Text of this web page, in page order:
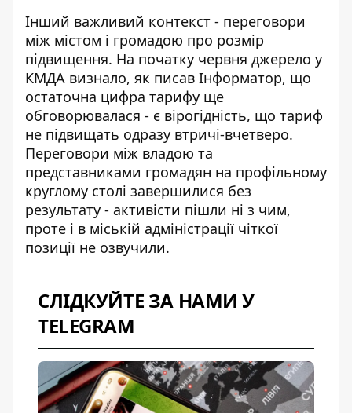
Інший важливий контекст - переговори
між містом і громадою про розмір
підвищення. На початку червня джерело у
КМДА визнало, як писав Інформатор, що
остаточна цифра тарифу ще
обговорювалася - є вірогідність, що тариф
не підвищать одразу втричі-вчетверо.
Переговори між владою та
представниками громадян на профільному
круглому столі завершилися без
результату - активісти пішли ні з чим,
проте і в міській адміністрації чіткої
позиції не озвучили.
СЛІДКУЙТЕ ЗА НАМИ У
TELEGRAM